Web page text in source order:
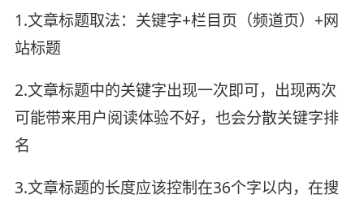
1.文章标题取法：关键字+栏目页（频道页）+网
站标题
2.文章标题中的关键字出现一次即可，出现两次
可能带来用户阅读体验不好，也会分散关键字排
名
3.文章标题的长度应该控制在36个字以内，在搜